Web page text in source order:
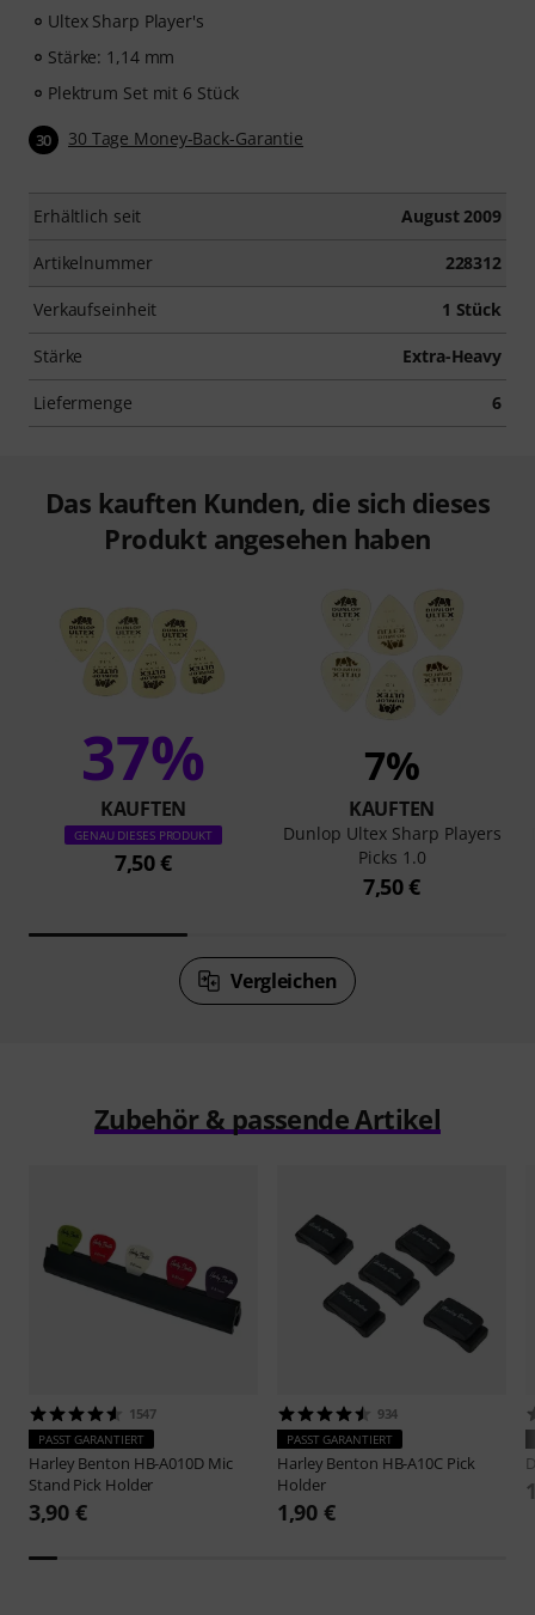
Ultex Sharp Player's
Stärke: 1,14 mm
Plektrum Set mit 6 Stück
30 30 Tage Money-Back-Garantie
Erhältlich seit August 2009
Artikelnummer 228312
Verkaufseinheit 1 Stück
Stärke Extra-Heavy
Liefermenge 6
Das kauften Kunden, die sich dieses
Produkt angesehen haben
37%
KAUFTEN
GENAU DIESES PRODUKT
7,50 €
7%
KAUFTEN
Dunlop Ultex Sharp Players
Picks 1.0
7,50 €
Vergleichen
Zubehör & passende Artikel
1547
PASST GARANTIERT
Harley Benton HB-A010D Mic
Stand Pick Holder
3,90 €
934
PASST GARANTIERT
Harley Benton HB-A10C Pick
Holder
1,90 €